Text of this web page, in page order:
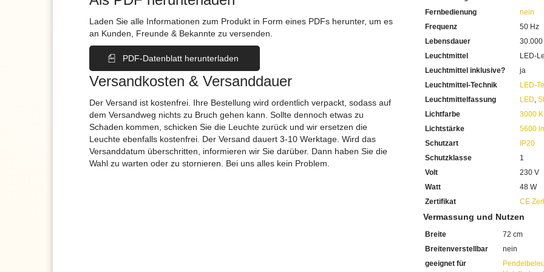
Sehr sparsam im
Mit einer Lichtleistung von
Die hohe Lumenzahl sorgt
80 CRI beträgt die
Das Farbspektrum sehen
Mit einer extrem hohen
Bei Fragen, kontaktieren Sie
Erkundigen Sie sich bei
Wir freuen uns auf Ihre
Laden Sie alle Informationen zum Produkt in Form eines PDFs herunter, um es
an Kunden, Freunde & Bekannte zu versenden.
PDF-Datenblatt herunterladen
Versandkosten & Versanddauer
Der Versand ist kostenfrei. Ihre Bestellung wird ordentlich verpackt, sodass auf
dem Versandweg nichts zu Bruch gehen kann. Sollte dennoch etwas zu
Schaden kommen, schicken Sie die Leuchte zurück und wir ersetzen die
Leuchte ebenfalls kostenfrei. Der Versand dauert 3-10 Werktage. Wird das
Versanddatum überschritten, informieren wir Sie darüber. Dann haben Sie die
Wahl zu warten oder zu stornieren. Bei uns alles kein Problem.
Fernbedienung
nein
Frequenz
50 Hz
Lebensdauer
30.000
Leuchtmittel
LED-
Leuchtmittel inklusive?
ja
Leuchtmittel-Technik
LED-
Leuchtmittelfassung
LED,
Lichtfarbe
3000 K
Lichtstärke
5600
Schutzart
IP20
Schutzklasse
1
Volt
230 V
Watt
48 W
Zertifikat
CE
Vermassung und Nutzen
Breite
72 cm
Breitenverstellbar
nein
geeignet für